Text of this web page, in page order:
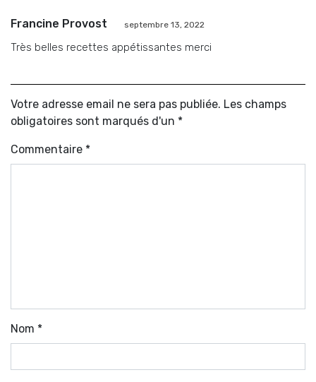
Francine Provost septembre 13, 2022
Très belles recettes appétissantes merci
Votre adresse email ne sera pas publiée. Les champs
obligatoires sont marqués d'un *
Commentaire *
Nom *